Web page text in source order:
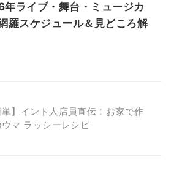
ライブ・舞台・ミュージカ
羅スケジュール＆見どころ解
単】インド人店員直伝！お家で作
マ ラッシーレシピ